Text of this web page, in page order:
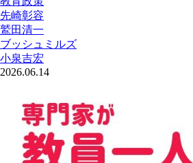
先崎彰容
鷲田清一
ブッシュミルズ
小泉吉宏
2026.06.14